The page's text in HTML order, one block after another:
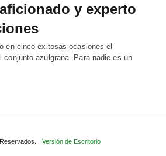
y experto
en cinco exitosas ocasiones el
conjunto azulgrana. Para nadie es un
Versión de Escritorio